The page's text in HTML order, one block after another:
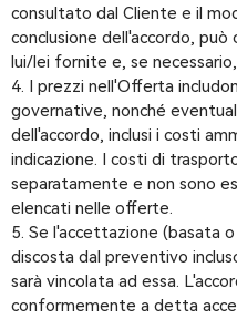
consultato dal Cliente e il
conclusione dell'accordo,
lui/lei fornite e, se
4. I prezzi nell'Offerta
governative, nonché
dell'accordo, inclusi i costi
indicazione. I costi di
separatamente e non sono
elencati nelle offerte.
5. Se l'accettazione (basata
discosta dal preventivo
sarà vincolata ad essa.
conformemente a detta